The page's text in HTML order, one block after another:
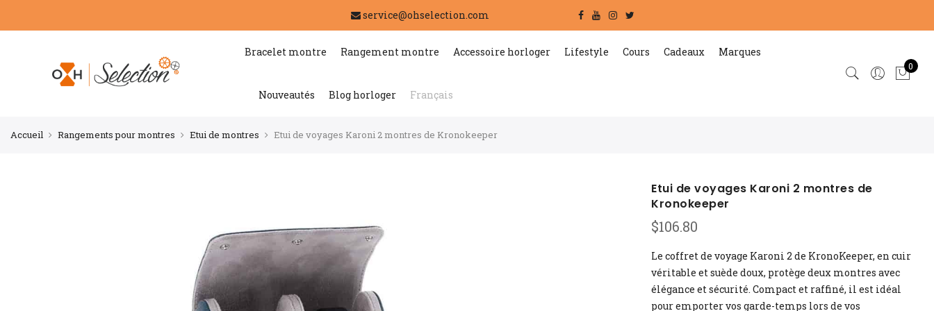
service@ohselection.com
Bracelet montre Rangement montre Accessoire horloger Lifestyle Cours Cadeaux Marques
Nouveautés Blog horloger Français
0
Accueil Rangements pour montres Etui de montres Etui de voyages Karoni 2 montres de Kronokeeper
Etui de voyages Karoni 2 montres de
Kronokeeper
$106.80
Le coffret de voyage Karoni 2 de KronoKeeper, en cuir
véritable et suède doux, protège deux montres avec
élégance et sécurité. Compact et raffiné, il est idéal
pour emporter vos garde-temps lors de vos